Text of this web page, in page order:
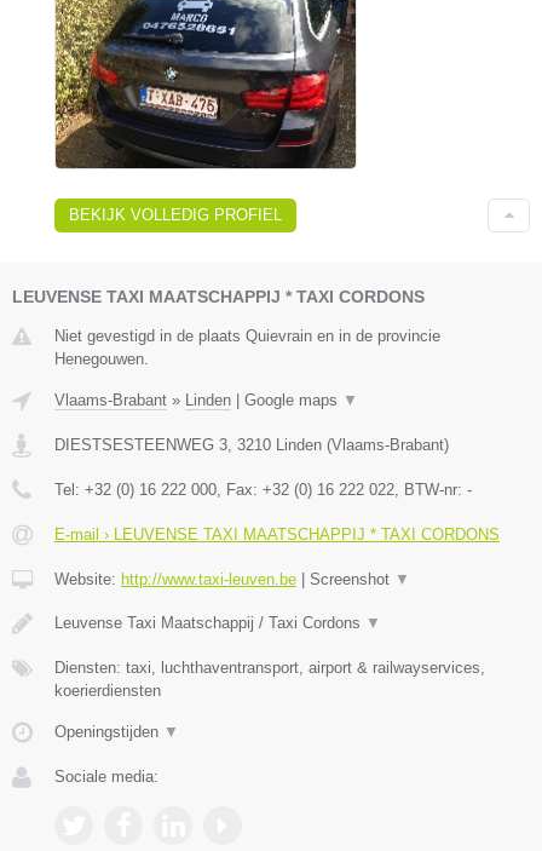
BEKIJK VOLLEDIG PROFIEL
LEUVENSE TAXI MAATSCHAPPIJ * TAXI CORDONS
Niet gevestigd in de plaats Quievrain en in de provincie
Henegouwen.
Vlaams-Brabant » Linden | Google maps ▼
DIESTSESTEENWEG 3 3210 Linden (Vlaams-Brabant)
Tel: +32 (0) 16 222 000 , Fax: +32 (0) 16 222 022 , BTW-nr: -
E-mail › LEUVENSE TAXI MAATSCHAPPIJ * TAXI CORDONS
Website: http://www.taxi-leuven.be | Screenshot ▼
Leuvense Taxi Maatschappij / Taxi Cordons ▼
Diensten: taxi, luchthaventransport, airport & railwayservices,
koerierdiensten
Openingstijden ▼
Sociale media: